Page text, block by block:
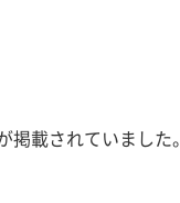
載されていました。